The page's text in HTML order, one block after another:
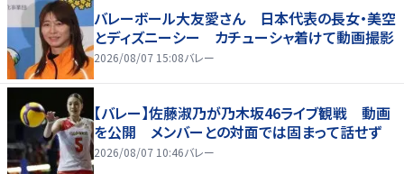
バレーボール大友愛さん 日本代表の長女・美空
とディズニーシー カチューシャ着けて動画撮影
2026/08/07 15:08バレー
【バレー】佐藤淑乃が乃木坂46ライブ観戦 動画
を公開 メンバーとの対面では固まって話せず
2026/08/07 10:46バレー